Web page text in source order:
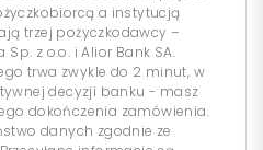
a instytucją
trzej pożyczkodawcy –
Sp. z o.o. i Alior Bank SA.
trwa zwykle do 2 minut, w
decyzji banku - masz
dokończenia zamówienia.
danych zgodnie ze